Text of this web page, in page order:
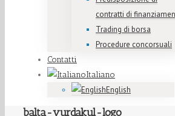
contratti di
Trading di borsa
Procedure concorsuali
Contatti
Italiano
English
balta-yurdakul-logo